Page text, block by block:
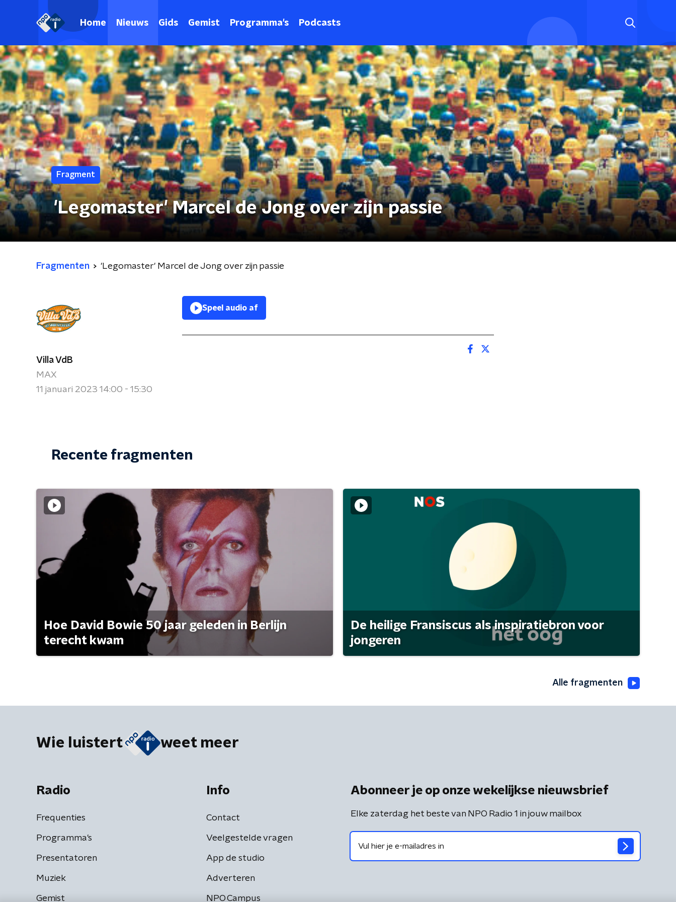
Home Nieuws Gids Gemist Programma's Podcasts
Fragment
'Legomaster' Marcel de Jong over zijn passie
Fragmenten 'Legomaster' Marcel de Jong over zijn passie
Villa VdB
MAX
11 januari 2023 14:00 - 15:30
Speel audio af
Recente fragmenten
Hoe David Bowie 50 jaar geleden in Berlijn
terecht kwam
De heilige Fransiscus als inspiratiebron voor
jongeren
Alle fragmenten
Wie luistert weet meer
Radio
Frequenties
Programma's
Presentatoren
Muziek
Gemist
Info
Contact
Veelgestelde vragen
App de studio
Adverteren
NPO Campus
Abonneer je op onze wekelijkse nieuwsbrief
Elke zaterdag het beste van NPO Radio 1 in jouw mailbox